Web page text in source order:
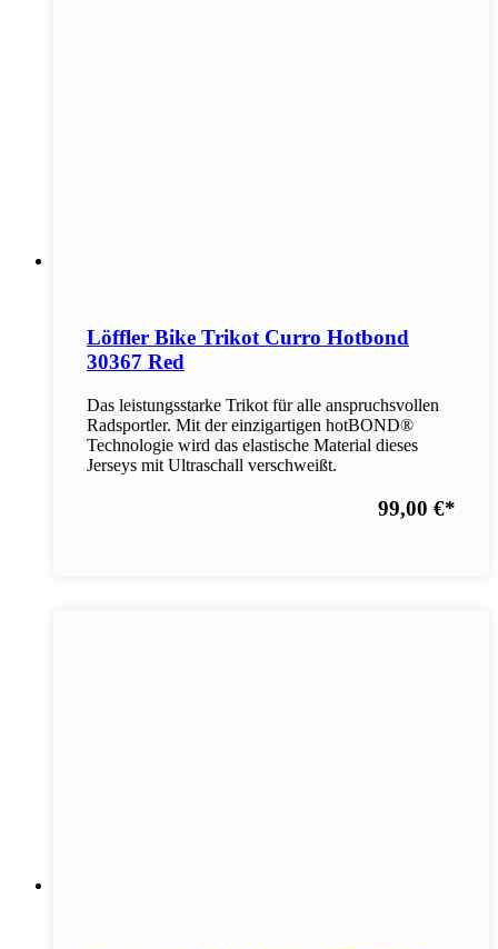
Löffler Bike Trikot Curro Hotbond
30367 Red
Das leistungsstarke Trikot für alle anspruchsvollen
Radsportler. Mit der einzigartigen hotBOND®
Technologie wird das elastische Material dieses
Jerseys mit Ultraschall verschweißt.
99,00 €*